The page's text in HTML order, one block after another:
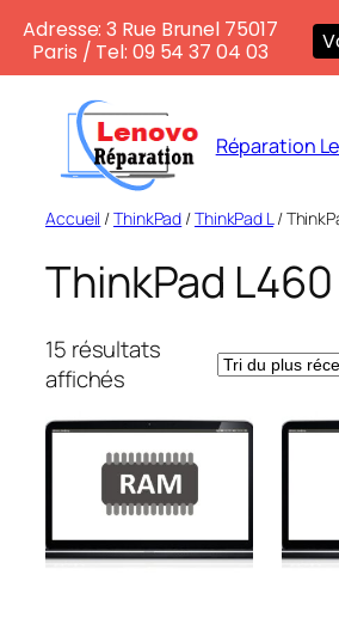
contenu
Réparation
Accueil /ThinkPad /ThinkPad L /
ThinkPad
15 résultats
affichés
plus
récent
au
plus
ancien
Adresse: 3 Rue Brunel 75017
Paris / Tel: 09 54 37 04 03